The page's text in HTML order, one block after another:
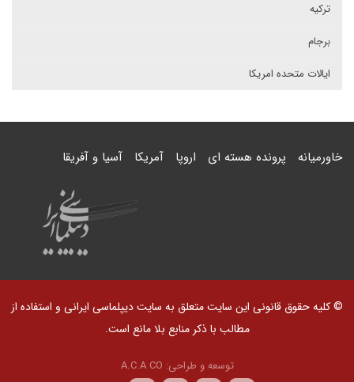
ترکیه
برجام
ایالات متحده امریکا
خاورمیانه پرونده هسته ای اروپا آمریکا آسیا و آفریقا
© کلیه حقوق قانونی این سایت متعلق به سایت دیپلماسی ایرانی و استفاده از
مطالب با ذکر منابع بلا مانع است.
توسعه و طراحی: A.C.A CO